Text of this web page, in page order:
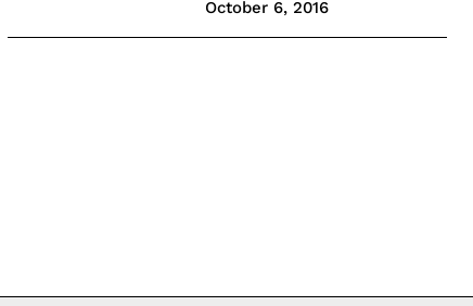
October 6, 2016